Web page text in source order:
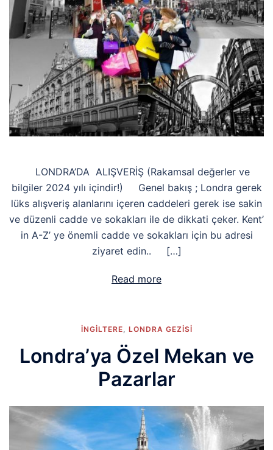
LONDRA’DA ALIŞVERİŞ (Rakamsal değerler ve
bilgiler 2024 yılı içindir!) Genel bakış ; Londra gerek
lüks alışveriş alanlarını içeren caddeleri gerek ise sakin
ve düzenli cadde ve sokakları ile de dikkati çeker. Kent’
in A-Z’ ye önemli cadde ve sokakları için bu adresi
ziyaret edin.. […]
Read more
İNGİLTERE, LONDRA GEZISI
Londra’ya Özel Mekan ve
Pazarlar